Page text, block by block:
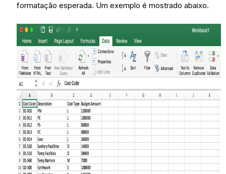
formatação esperada. Um exemplo é mostrado abaixo.